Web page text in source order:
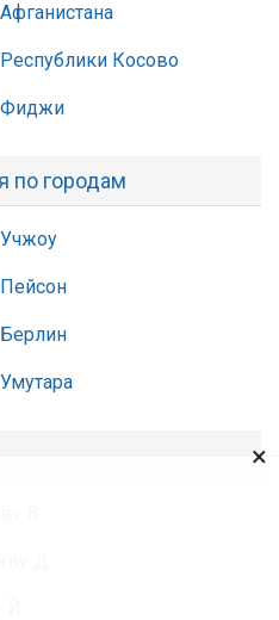
Косово
Фиджи
по городам
×